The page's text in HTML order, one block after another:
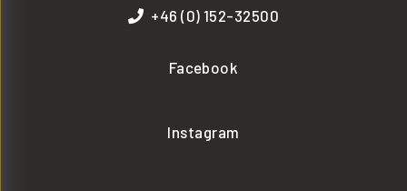
+46 (0) 152-32500
Facebook
Instagram